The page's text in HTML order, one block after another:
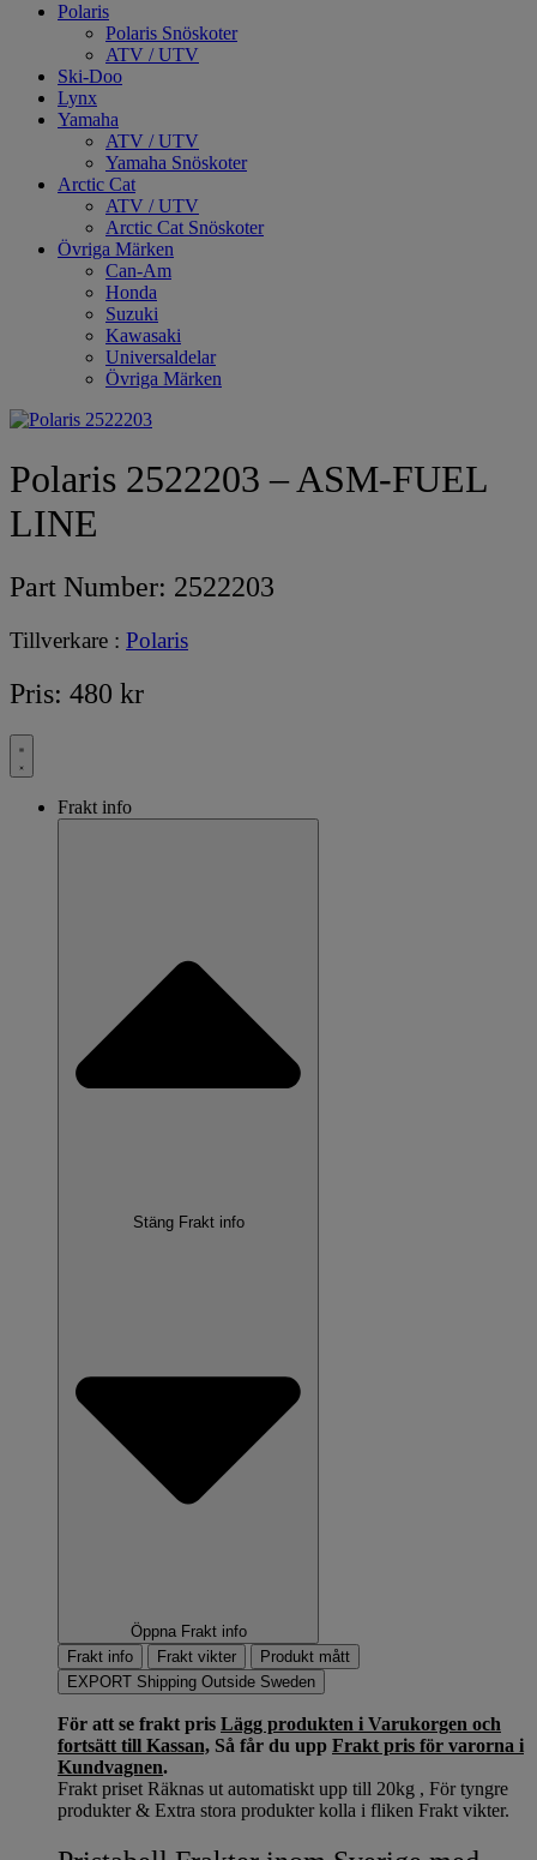
Polaris
Polaris Snöskoter
ATV / UTV
Ski-Doo
Lynx
Yamaha
ATV / UTV
Yamaha Snöskoter
Arctic Cat
ATV / UTV
Arctic Cat Snöskoter
Övriga Märken
Can-Am
Honda
Suzuki
Kawasaki
Universaldelar
Övriga Märken
Polaris 2522203 – ASM-FUEL
LINE
Part Number: 2522203
Tillverkare : Polaris
Pris: 480 kr
Frakt info
Stäng Frakt info
Öppna Frakt info
Frakt info
Frakt vikter
Produkt mått
EXPORT Shipping Outside Sweden
För att se frakt pris Lägg produkten i Varukorgen och
fortsätt till Kassan, Så får du upp Frakt pris för varorna i
Kundvagnen.
Frakt priset Räknas ut automatiskt upp till 20kg , För tyngre
produkter & Extra stora produkter kolla i fliken Frakt vikter.